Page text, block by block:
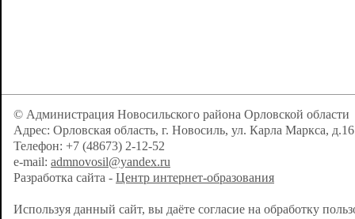
© Администрация Новосильского района Орловской области
Адрес: Орловская область, г. Новосиль, ул. Карла Маркса, д.16
Телефон: +7 (48673) 2-12-52
e-mail: admnovosil@yandex.ru
Разработка сайта - Центр интернет-образования
Используя данный сайт, вы даёте согласие на обработку